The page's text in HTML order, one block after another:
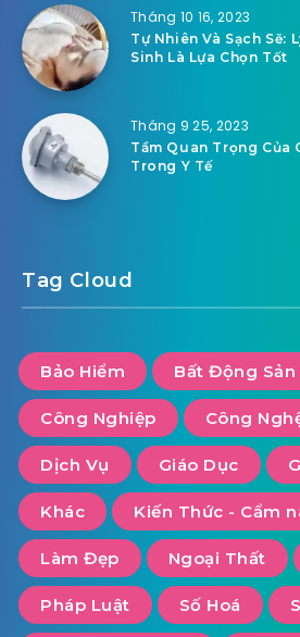
Tháng 10 16, 2023
Tự Nhiên Và Sạch Sẽ:
Sinh Là Lựa Chọn Tốt
Tháng 9 25, 2023
Tầm Quan Trọng Của
Trong Y Tế
Tag Cloud
Bảo Hiểm Bất Động Sản
Công Nghiệp Công
Dịch Vụ Giáo Dục
Khác Kiến Thức - Cẩm
Làm Đẹp Ngoại Thất
Pháp Luật Số Hoá